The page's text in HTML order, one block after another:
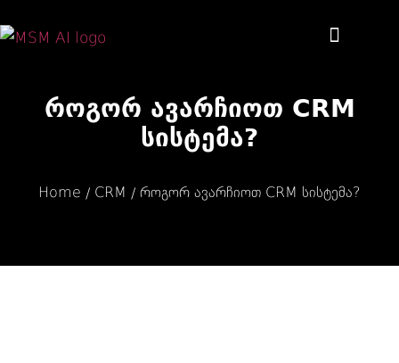
როგორ ავარჩიოთ CRM
სისტემა?
Home / CRM / როგორ ავარჩიოთ CRM სისტემა?